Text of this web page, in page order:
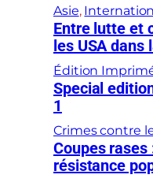
Asie,
Entre lutte et
les USA dans
Édition
Special
1
Crimes contre
Coupes rases
résistance